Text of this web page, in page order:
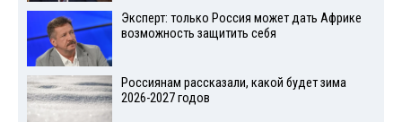
Эксперт: только Россия может дать Африке
возможность защитить себя
Россиянам рассказали, какой будет зима
2026-2027 годов